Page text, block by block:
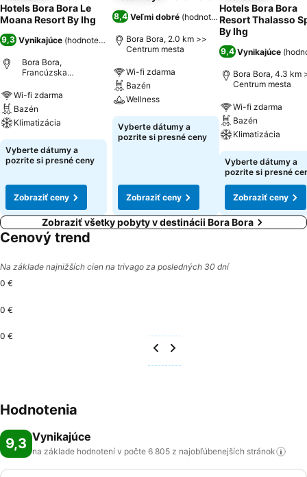
Hotels Bora Bora Le
Moana Resort By Ihg
9,3 Vynikajúce (hodnotenia: 6 805)
Bora Bora,
Francúzska
Wi-fi zdarma
Bazén
Klimatizácia
Vyberte dátumy a
pozrite si presné ceny
Zobraziť ceny
8,4 Veľmi dobré (hodnotenia: 3 215)
Bora Bora, 2.0 km >>
Centrum mesta
Wi-fi zdarma
Bazén
Wellness
Vyberte dátumy a
pozrite si presné ceny
Zobraziť ceny
Hotels Bora Bora
Resort Thalasso
By Ihg
9,4 Vynikajúce (
Bora Bora, 4.3 km
Centrum mesta
Wi-fi zdarma
Bazén
Klimatizácia
Vyberte dátumy a
pozrite si presné
Zobraziť ceny
Zobraziť všetky pobyty v destinácii Bora Bora
Cenový trend
Na základe najnižších cien na trivago za posledných 30 dní
0 €
0 €
0 €
Hodnotenia
9,3 Vynikajúce
na základe hodnotení v počte 6 805 z najobľúbenejších stránok